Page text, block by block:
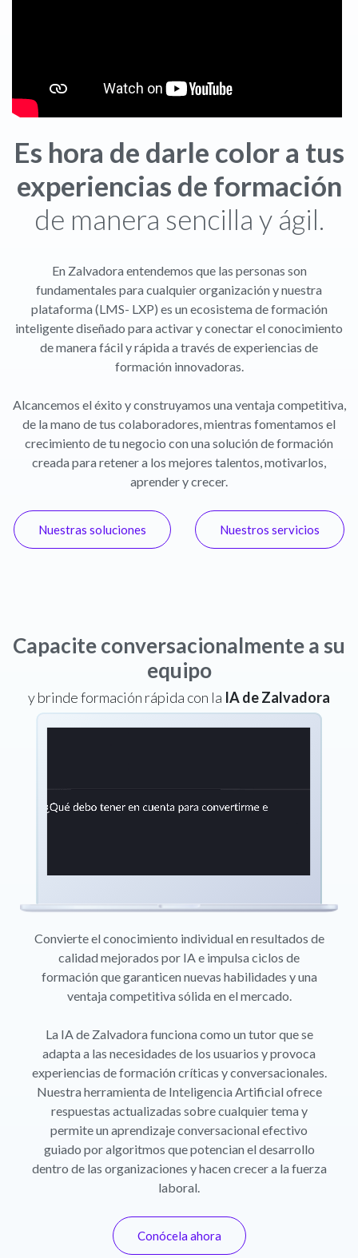
Es hora de darle color a tus
experiencias de formación
de manera sencilla y ágil.
En Zalvadora entendemos que las personas son
fundamentales para cualquier organización y nuestra
plataforma (LMS- LXP) es un ecosistema de formación
inteligente diseñado para activar y conectar el conocimiento
de manera fácil y rápida a través de experiencias de
formación innovadoras.
Alcancemos el éxito y construyamos una ventaja competitiva,
de la mano de tus colaboradores, mientras fomentamos el
crecimiento de tu negocio con una solución de formación
creada para retener a los mejores talentos, motivarlos,
aprender y crecer.
Nuestras soluciones Nuestros servicios
Capacite conversacionalmente a su
equipo
y brinde formación rápida con la IA de Zalvadora
Convierte el conocimiento individual en resultados de
calidad mejorados por IA e impulsa ciclos de
formación que garanticen nuevas habilidades y una
ventaja competitiva sólida en el mercado.
La IA de Zalvadora funciona como un tutor que se
adapta a las necesidades de los usuarios y provoca
experiencias de formación críticas y conversacionales.
Nuestra herramienta de Inteligencia Artificial ofrece
respuestas actualizadas sobre cualquier tema y
permite un aprendizaje conversacional efectivo
guiado por algoritmos que potencian el desarrollo
dentro de las organizaciones y hacen crecer a la fuerza
laboral.
Conócela ahora